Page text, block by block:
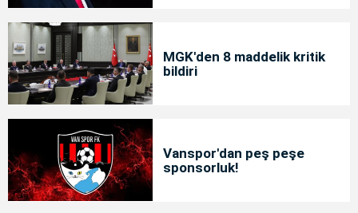
MGK'den 8 maddelik kritik
bildiri
Vanspor'dan peş peşe
sponsorluk!